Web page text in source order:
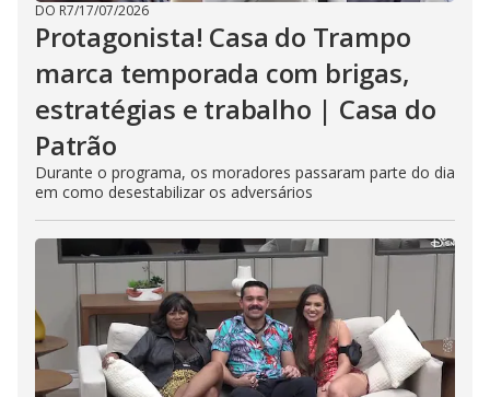
DO R7/17/07/2026
Protagonista! Casa do Trampo
marca temporada com brigas,
estratégias e trabalho | Casa do
Patrão
Durante o programa, os moradores passaram parte do dia
em como desestabilizar os adversários